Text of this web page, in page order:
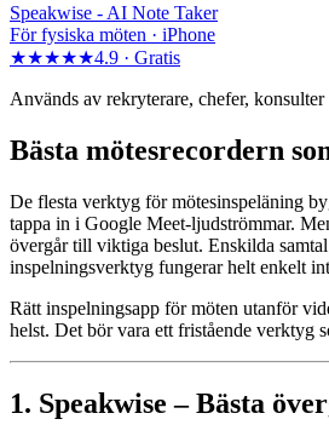
Speakwise - AI Note Taker
För fysiska möten · iPhone
★★★★★4.9 · Gratis
Används av rekryterare, chefer, konsulter
Bästa mötesrecordern
De flesta verktyg för mötesinspeläning
tappa in i Google Meet-ljudströmmar.
övergår till viktiga beslut. Enskilda
inspelningsverktyg fungerar helt enkelt
Rätt inspelningsapp för möten utanför
helst. Det bör vara ett fristående verktyg
1. Speakwise – Bästa